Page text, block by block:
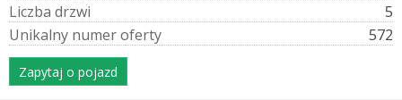
Liczba drzwi
5
Unikalny numeroferty 572
Zapytaj o pojazd